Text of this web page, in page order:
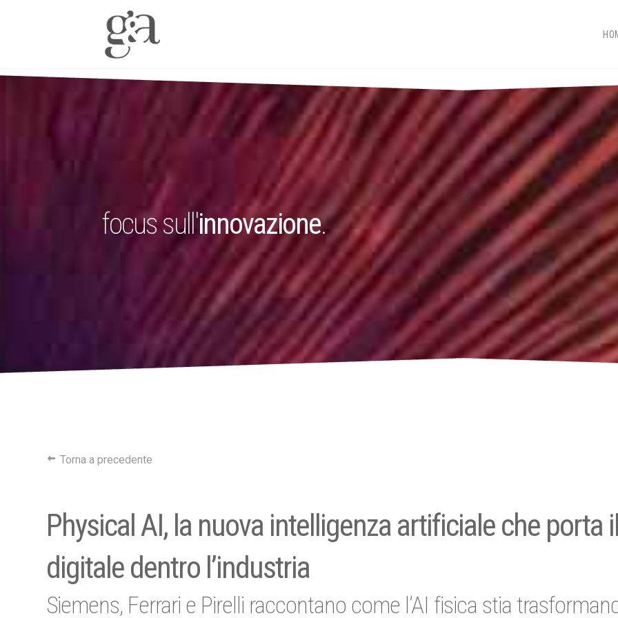
focus sull'innovazione.
Torna a precedente
Physical AI, la nuova intelligenza artificiale che porta
digitale dentro l’industria
Siemens, Ferrari e Pirelli raccontano come l’AI fisica stia